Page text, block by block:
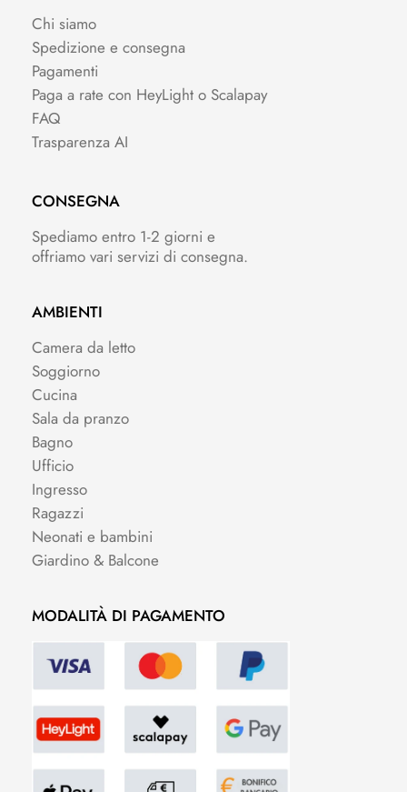
Chi siamo
Spedizione e consegna
Pagamenti
Paga a rate con HeyLight o Scalapay
FAQ
Trasparenza AI
CONSEGNA
Spediamo entro 1-2 giorni e
offriamo vari servizi di consegna.
AMBIENTI
Camera da letto
Soggiorno
Cucina
Sala da pranzo
Bagno
Ufficio
Ingresso
Ragazzi
Neonati e bambini
Giardino & Balcone
MODALITÀ DI PAGAMENTO